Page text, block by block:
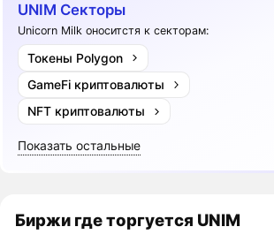
UNIM Секторы
Unicorn Milk оноситстя к секторам:
Токены Polygon
GameFi криптовалюты
NFT криптовалюты
Показать остальные
Биржи где торгуется UNIM